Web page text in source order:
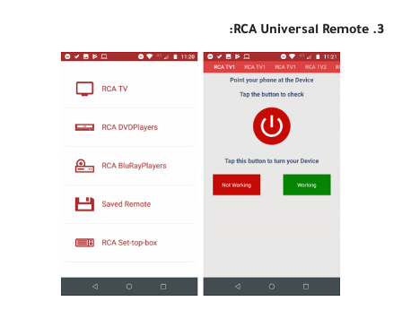
3. RCA Universal Remote: